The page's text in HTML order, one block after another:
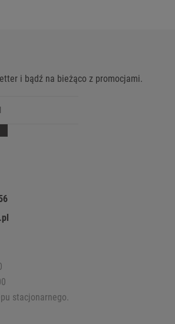
i bądź na bieżąco z promocjami.
stacjonarnego.